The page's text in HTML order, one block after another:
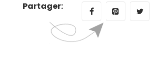
Partager: